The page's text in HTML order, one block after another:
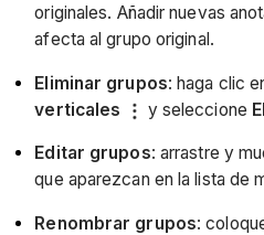
originales. Añadir nuevas
afecta al grupo original.
Eliminar grupos: haga clic
verticales
y seleccione
Editar grupos: arrastre y
que aparezcan en la lista de
Renombrar grupos: